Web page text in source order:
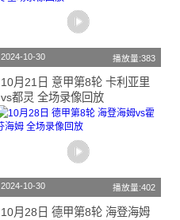
2024-10-30 播放量:383
10月21日 意甲第8轮 卡利亚里
vs都灵 全场录像回放
2024-10-30 播放量:402
10月28日 德甲第8轮 海登海姆